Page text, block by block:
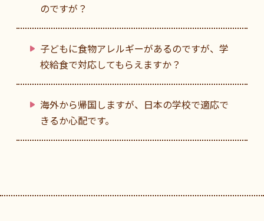
のですが？
子どもに食物アレルギーがあるのですが、学
校給食で対応してもらえますか？
海外から帰国しますが、日本の学校で適応で
きるか心配です。